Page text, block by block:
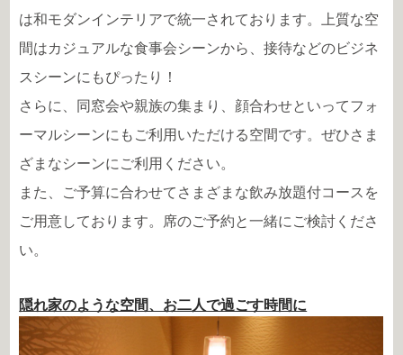
は和モダンインテリアで統一されております。上質な空
間はカジュアルな食事会シーンから、接待などのビジネ
スシーンにもぴったり！
さらに、同窓会や親族の集まり、顔合わせといってフォ
ーマルシーンにもご利用いただける空間です。ぜひさま
ざまなシーンにご利用ください。
また、ご予算に合わせてさまざまな飲み放題付コースを
ご用意しております。席のご予約と一緒にご検討くださ
い。
隠れ家のような空間、お二人で過ごす時間に